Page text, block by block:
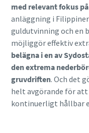
med relevant fokus
anläggning i
guldutvinning och en
möjliggör effektiv
belägna i en av
den extrema
gruvdriften. Och det
helt avgörande för
kontinuerligt hållbar